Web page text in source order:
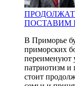
ПОСТАВИМ
В Приморье
приморских
переименуют
патриотизм
стоит